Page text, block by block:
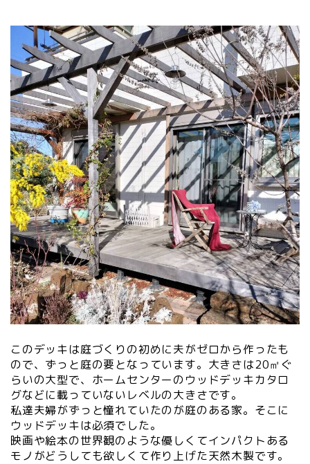
このデッキは庭づくりの初めに夫がゼロから作ったも
ので、ずっと庭の要となっています。大きさは20㎡ぐ
らいの大型で、ホームセンターのウッドデッキカタロ
グなどに載っていないレベルの大きさです。
私達夫婦がずっと憧れていたのが庭のある家。そこに
ウッドデッキは必須でした。
映画や絵本の世界観のような優しくてインパクトある
モノがどうしても欲しくて作り上げた天然木製です。